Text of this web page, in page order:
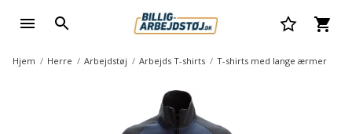
Hjem Herre Arbejdstøj Arbejds T-shirts T-shirts med lange ærmer